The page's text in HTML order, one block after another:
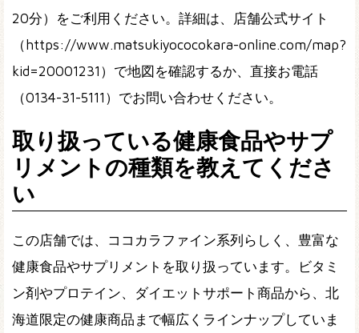
20分）をご利用ください。詳細は、店舗公式サイト
（https://www.matsukiyococokara-online.com/map?
kid=20001231）で地図を確認するか、直接お電話
（0134-31-5111）でお問い合わせください。
取り扱っている健康食品やサプ
リメントの種類を教えてくださ
い
この店舗では、ココカラファイン系列らしく、豊富な
健康食品やサプリメントを取り扱っています。ビタミ
ン剤やプロテイン、ダイエットサポート商品から、北
海道限定の健康商品まで幅広くラインナップしていま